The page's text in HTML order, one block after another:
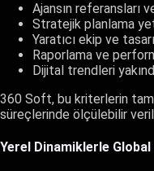
Ajansın referansları
Stratejik planlama
Yaratıcı ekip ve
Raporlama ve
Dijital trendleri
360 Soft, bu kriterlerin
süreçlerinde ölçülebilir
Yerel Dinamiklerle